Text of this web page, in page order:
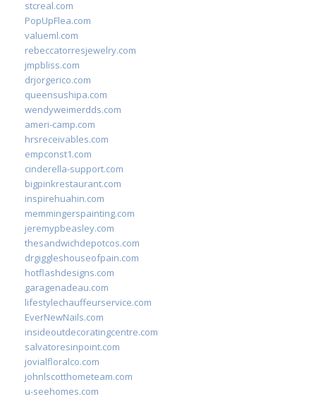
stcreal.com
PopUpFlea.com
valueml.com
rebeccatorresjewelry.com
jmpbliss.com
drjorgerico.com
queensushipa.com
wendyweimerdds.com
ameri-camp.com
hrsreceivables.com
empconst1.com
cinderella-support.com
bigpinkrestaurant.com
inspirehuahin.com
memmingerspainting.com
jeremypbeasley.com
thesandwichdepotcos.com
drgiggleshouseofpain.com
hotflashdesigns.com
garagenadeau.com
lifestylechauffeurservice.com
EverNewNails.com
insideoutdecoratingcentre.com
salvatoresinpoint.com
jovialfloralco.com
johnlscotthometeam.com
u-seehomes.com